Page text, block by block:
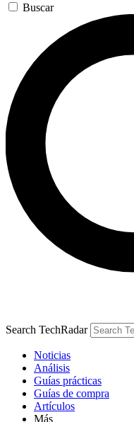
Buscar
Search TechRadar
Noticias
Análisis
Guías prácticas
Guías de compra
Artículos
Más